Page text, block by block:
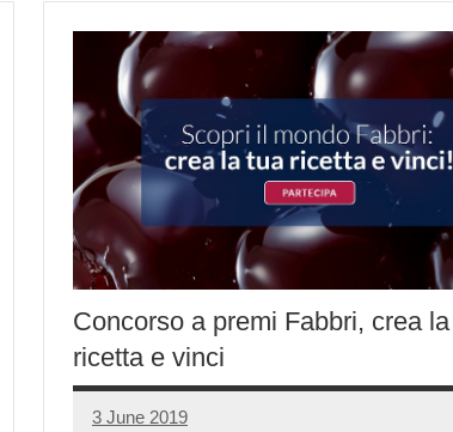
Concorso a premi Fabbri, crea
ricetta e vinci
3 June 2019